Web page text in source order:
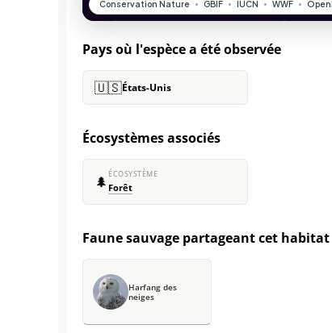
Pays où l'espèce a été observée
🇺🇸États-Unis
Écosystèmes associés
🌲 ÉCOSYSTÈME
Forêt
Faune sauvage partageant cet habitat
Harfang des
neiges